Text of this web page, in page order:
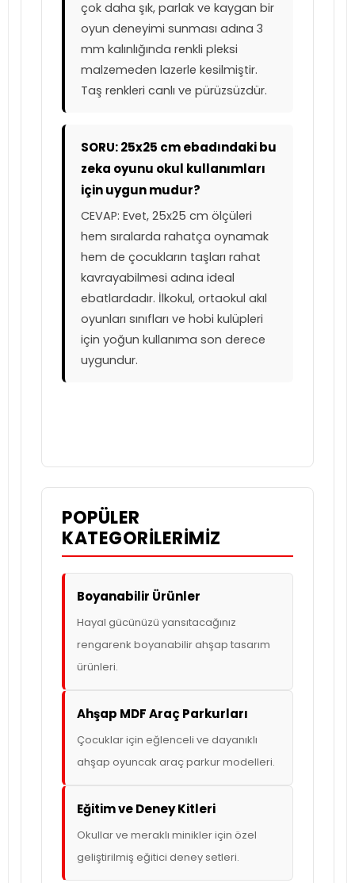
çok daha şık, parlak ve kaygan bir
oyun deneyimi sunması adına 3
mm kalınlığında renkli pleksi
malzemeden lazerle kesilmiştir.
Taş renkleri canlı ve pürüzsüzdür.
SORU: 25x25 cm ebadındaki bu
zeka oyunu okul kullanımları
için uygun mudur?
CEVAP: Evet, 25x25 cm ölçüleri
hem sıralarda rahatça oynamak
hem de çocukların taşları rahat
kavrayabilmesi adına ideal
ebatlardadır. İlkokul, ortaokul akıl
oyunları sınıfları ve hobi kulüpleri
için yoğun kullanıma son derece
uygundur.
POPÜLER
KATEGORILERIMIZ
Boyanabilir Ürünler
Hayal gücünüzü yansıtacağınız
rengarenk boyanabilir ahşap tasarım
ürünleri.
Ahşap MDF Araç Parkurları
Çocuklar için eğlenceli ve dayanıklı
ahşap oyuncak araç parkur modelleri.
Eğitim ve Deney Kitleri
Okullar ve meraklı minikler için özel
geliştirilmiş eğitici deney setleri.